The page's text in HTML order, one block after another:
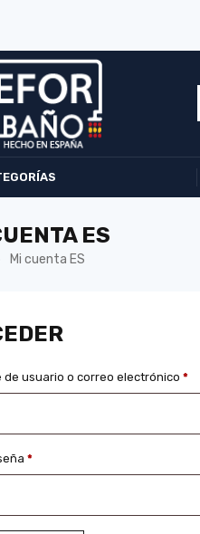
ES
Mi cuenta ES
de usuario o correo electrónico *
*